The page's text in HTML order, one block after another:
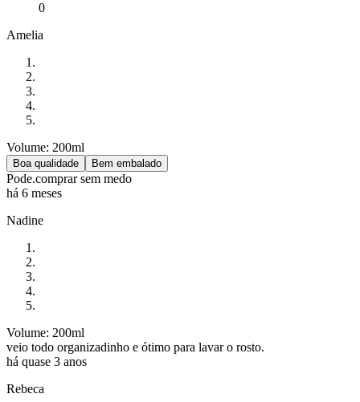
0
Amelia
Volume: 200ml
Boa qualidade Bem embalado
Pode.comprar sem medo
há 6 meses
Nadine
Volume: 200ml
veio todo organizadinho e ótimo para lavar o rosto.
há quase 3 anos
Rebeca